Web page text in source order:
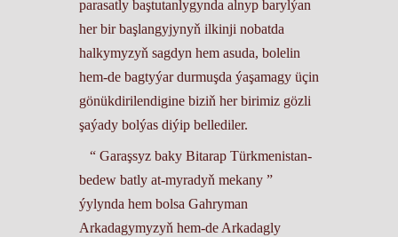
parasatly baştutanlygynda alnyp barylýan
her bir başlangyjynyň ilkinji nobatda
halkymyzyň sagdyn hem asuda, bolelin
hem-de bagtyýar durmuşda ýaşamagy üçin
gönükdirilendigine biziň her birimiz gözli
şaýady bolýas diýip bellediler.
“ Garaşsyz baky Bitarap Türkmenistan-
bedew batly at-myradyň mekany ”
ýylynda hem bolsa Gahryman
Arkadagymyzyň hem-de Arkadagly